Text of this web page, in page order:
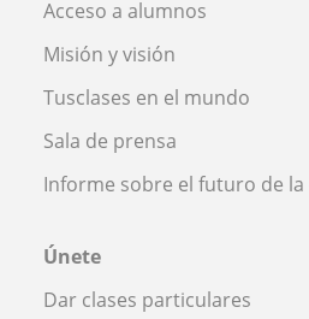
Acceso a alumnos
Misión y visión
Tusclases en el mundo
Sala de prensa
Informe sobre el futuro de la
Únete
Dar clases particulares